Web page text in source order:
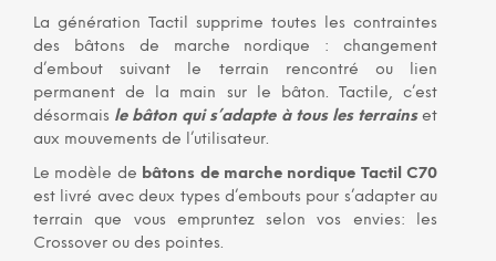
La génération Tactil supprime toutes les contraintes
des bâtons de marche nordique : changement
d’embout suivant le terrain rencontré ou lien
permanent de la main sur le bâton. Tactile, c’est
désormais le bâton qui s’adapte à tous les terrainset
aux mouvements de l’utilisateur.
Le modèle de bâtons de marche nordique Tactil C70
est livré avec deux types d’embouts pour s’adapter au
terrain que vous empruntez selon vos envies: les
Crossover ou des pointes.